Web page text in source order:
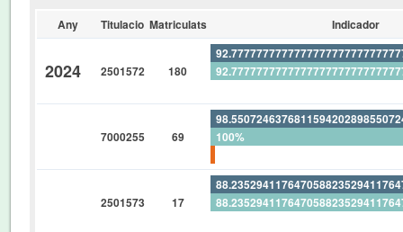
Any Titulacio Matriculats Indicador
2024 2501572 180
7000255 69
100%
2501573 17